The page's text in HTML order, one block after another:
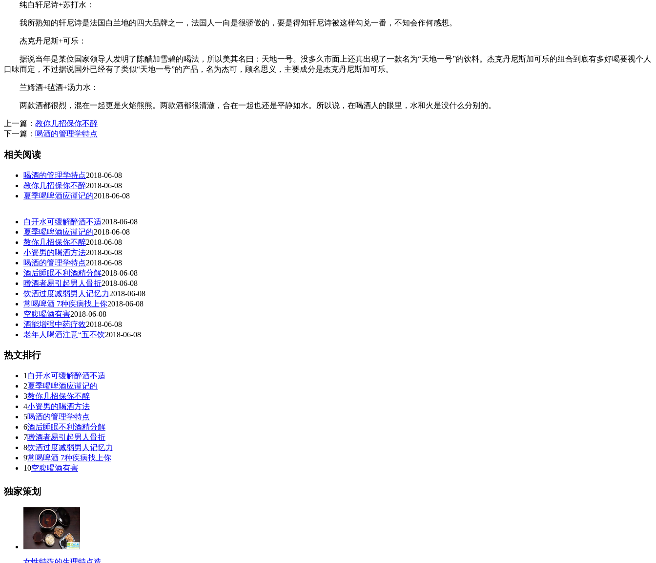
纯白轩尼诗+苏打水：
我所熟知的轩尼诗是法国白兰地的四大品牌之一，法国人一向是很骄傲的，要是得知轩尼诗被这样勾兑一番，不知会作何感想。
杰克丹尼斯+可乐：
据说当年是某位国家领导人发明了陈醋加雪碧的喝法，所以美其名曰：天地一号。没多久市面上还真出现了一款名为“天地一号”的饮料。杰克丹尼斯加可乐的组合到底有多好喝要视个人
口味而定，不过据说国外已经有了类似“天地一号”的产品，名为杰可，顾名思义，主要成分是杰克丹尼斯加可乐。
兰姆酒+毡酒+汤力水：
两款酒都很烈，混在一起更是火焰熊熊。两款酒都很清澈，合在一起也还是平静如水。所以说，在喝酒人的眼里，水和火是没什么分别的。
上一篇： 教你几招保你不醉
下一篇： 喝酒的管理学特点
相关阅读
喝酒的管理学特点2018-06-08
教你几招保你不醉2018-06-08
夏季喝啤酒应谨记的2018-06-08
白开水可缓解醉酒不适2018-06-08
夏季喝啤酒应谨记的2018-06-08
教你几招保你不醉2018-06-08
小资男的喝酒方法2018-06-08
喝酒的管理学特点2018-06-08
酒后睡眠不利酒精分解2018-06-08
嗜酒者易引起男人骨折2018-06-08
饮酒过度减弱男人记忆力2018-06-08
常喝啤酒 7种疾病找上你2018-06-08
空腹喝酒有害2018-06-08
酒能增强中药疗效2018-06-08
老年人喝酒注意“五不饮2018-06-08
热文排行
1 白开水可缓解醉酒不适
2夏季喝啤酒应谨记的
3教你几招保你不醉
4小资男的喝酒方法
5喝酒的管理学特点
6酒后睡眠不利酒精分解
7嗜酒者易引起男人骨折
8饮酒过度减弱男人记忆力
9常喝啤酒 7种疾病找上你
10空腹喝酒有害
独家策划